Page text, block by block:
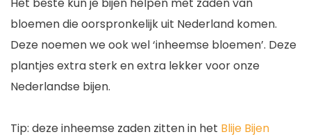
bloemen die oorspronkelijk uit Nederland komen.
Deze noemen we ook wel ‘inheemse bloemen’. Deze
plantjes extra sterk en extra lekker voor onze
Nederlandse bijen.
Tip: deze inheemse zaden zitten in het Blije Bijen